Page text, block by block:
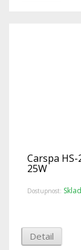
Carspa
25W
Dostupnost:
Detail